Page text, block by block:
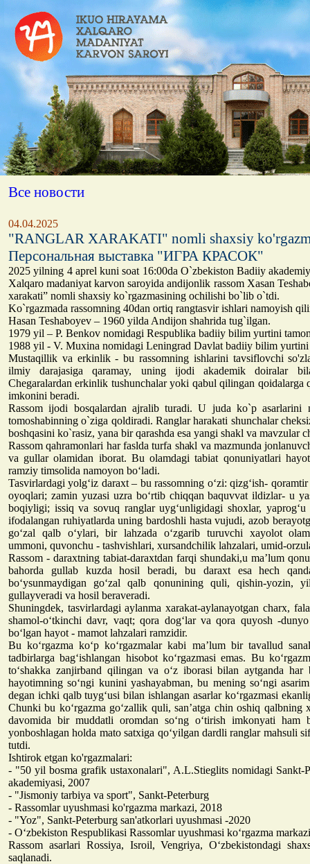
Все новости
04.04.2025
"RANGLAR XARAKATI" nomli shaxsiy
Персональная выставка "ИГРА КРАСОК"
2025 yilning 4 aprel kuni soat 16:00da O`zbekiston Badiiy
Xalqaro madaniyat karvon saroyida andijonlik rassom Xasan
xarakati” nomli shaxsiy ko`rgazmasining ochilishi bo`lib o`tdi.
Ko`rgazmada rassomning 40dan ortiq rangtasvir ishlari namoyish
Hasan Teshaboyev – 1960 yilda Andijon shahrida tug`ilgan.
1979 yil – P. Benkov nomidagi Respublika badiiy bilim yurtini
1988 yil - V. Muxina nomidagi Leningrad Davlat badiiy bilim yurtini
Mustaqillik va erkinlik - bu rassomning ishlarini tavsiflovchi
ilmiy darajasiga qaramay, uning ijodi akademik doiralar
Chegaralardan erkinlik tushunchalar yoki qabul qilingan qoidalarga
imkonini beradi.
Rassom ijodi bosqalardan ajralib turadi. U juda ko`p asarlarini
tomoshabinning o`ziga qoldiradi. Ranglar harakati shunchalar
boshqasini ko`rasiz, yana bir qarashda esa yangi shakl va mavzular
Rassom qahramonlari har faslda turfa shakl va mazmunda
va gullar olamidan iborat. Bu olamdagi tabiat qonuniyatlari
ramziy timsolida namoyon bo‘ladi.
Tasvirlardagi yolg‘iz daraxt – bu rassomning o‘zi: qizg‘ish-
oyoqlari; zamin yuzasi uzra bo‘rtib chiqqan baquvvat ildizlar- u
boqiyligi; issiq va sovuq ranglar uyg‘unligidagi shoxlar,
ifodalangan ruhiyatlarda uning bardoshli hasta vujudi, azob
go‘zal qalb o‘ylari, bir lahzada o‘zgarib turuvchi xayolot
ummoni, quvonchu - tashvishlari, xursandchilik lahzalari, umid-
Rassom - daraxtning tabiat-daraxtdan farqi shundaki,u ma’lum
bahorda gullab kuzda hosil beradi, bu daraxt esa hech
bo‘ysunmaydigan go‘zal qalb qonunining quli, qishin-yozin,
gullayveradi va hosil beraveradi.
Shuningdek, tasvirlardagi aylanma xarakat-aylanayotgan charx,
shamol-o‘tkinchi davr, vaqt; qora dog‘lar va qora quyosh -
bo‘lgan hayot - mamot lahzalari ramzidir.
Bu ko‘rgazma ko‘p ko‘rgazmalar kabi ma’lum bir tavallud
tadbirlarga bag‘ishlangan hisobot ko‘rgazmasi emas. Bu
to‘shakka zanjirband qilingan va o‘z iborasi bilan aytganda har
hayotimning so‘ngi kunini yashayabman, bu mening so‘ngi
degan ichki qalb tuyg‘usi bilan ishlangan asarlar ko‘rgazmasi
Chunki bu ko‘rgazma go‘zallik quli, san’atga chin oshiq qalbning
davomida bir muddatli oromdan so‘ng o‘tirish imkonyati ham
yonboshlagan holda mato satxiga qo‘yilgan dardli ranglar mahsuli
tutdi.
Ishtirok etgan ko'rgazmalari:
- "50 yil bosma grafik ustaxonalari", A.L.Stieglits nomidagi Sankt-
akademiyasi, 2007
- "Jismoniy tarbiya va sport", Sankt-Peterburg
- Rassomlar uyushmasi ko'rgazma markazi, 2018
- "Yoz", Sankt-Peterburg san'atkorlari uyushmasi -2020
- Oʻzbekiston Respublikasi Rassomlar uyushmasi koʻrgazma
Rassom asarlari Rossiya, Isroil, Vengriya, Oʻzbekistondagi
saqlanadi.